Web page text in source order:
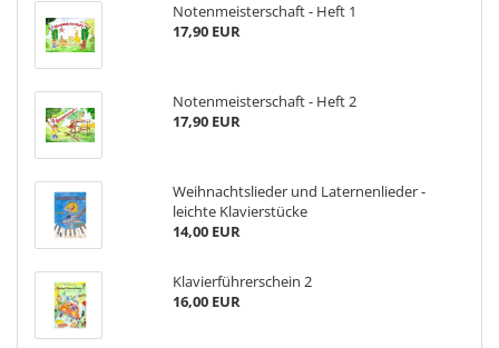
Notenmeisterschaft - Heft 1
17,90 EUR
Notenmeisterschaft - Heft 2
17,90 EUR
Weihnachtslieder und Laternenlieder -
leichte Klavierstücke
14,00 EUR
Klavierführerschein 2
16,00 EUR